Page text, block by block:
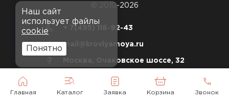
Главная Каталог Заявка Корзина Звонок
© 2010-2026
+ 7(495) 118-92-43
mail@krovlyamoya.ru
Москва, Очаковское шоссе, 32
Карта сайта
Наш сайт
использует файлы
cookie
Понятно